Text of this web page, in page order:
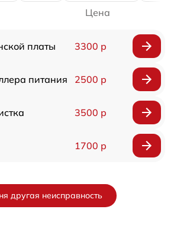
Цена
платы 3300 р
питания 2500 р
3500 р
1700 р
другая неисправность